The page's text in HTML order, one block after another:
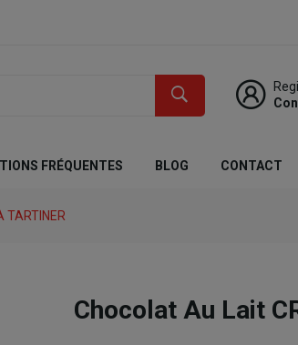
FRÉQUENTES BLOG CONTACT
TARTINER
Chocolat Au Lait